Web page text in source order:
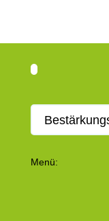
Menü: